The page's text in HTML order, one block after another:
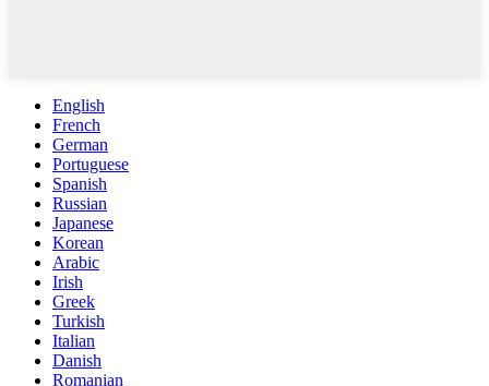
English
French
German
Portuguese
Spanish
Russian
Japanese
Korean
Arabic
Irish
Greek
Turkish
Italian
Danish
Romanian